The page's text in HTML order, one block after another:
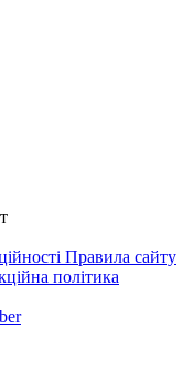
Правила сайту
політика